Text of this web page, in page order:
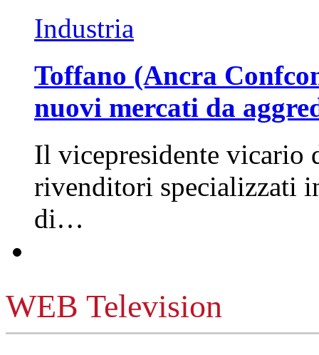
Industria
Toffano (Ancra
nuovi mercati da
Il vicepresidente vicario
rivenditori specializzati
di…
WEB Television